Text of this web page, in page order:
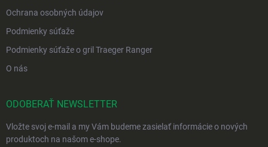
Ochrana osobných údajov
Podmienky súťaže
Podmienky súťaže o gril Traeger Ranger
O nás
ODOBERAŤ NEWSLETTER
Vložte svoj e-mail a my Vám budeme zasielať informácie o nových
produktoch na našom e-shope.